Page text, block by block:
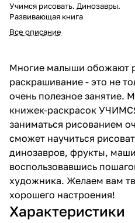
Учимся рисовать. Динозавры.
Развивающая книга
Все описание
Многие малыши обожают
раскрашивание - это не
очень полезное занятие.
книжек-раскрасок
заниматься рисованием
сможет научиться
динозавров, фрукты,
воспользовавшись
художника. Желаем вам
хорошего настроения!
Характеристики